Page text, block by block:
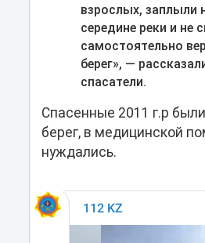
взрослых, заплыли
середине реки и не
самостоятельно
берег», —
спасатели.
Спасенные 2011 г.р
берег, в медицинской
нуждались.